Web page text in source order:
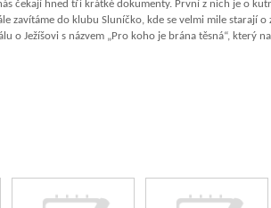
čekají hned tři krátké dokumenty. První z nich je o
zavítáme do klubu Sluníčko, kde se velmi mile starají o
o Ježíšovi s názvem „Pro koho je brána těsná“, který